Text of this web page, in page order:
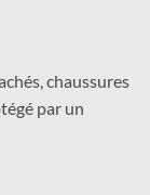
chaussures
par un